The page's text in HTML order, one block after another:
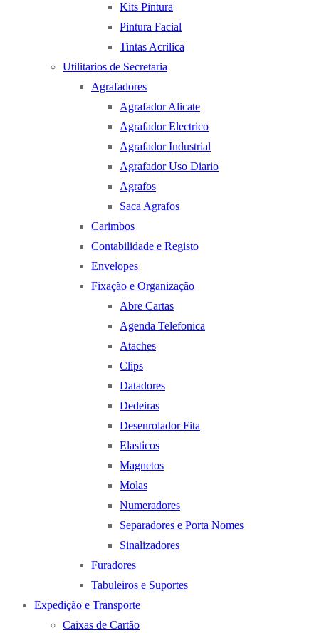
Kits Pintura
Pintura Facial
Tintas Acrilica
Utilitarios de Secretaria
Agrafadores
Agrafador Alicate
Agrafador Electrico
Agrafador Industrial
Agrafador Uso Diario
Agrafos
Saca Agrafos
Carimbos
Contabilidade e Registo
Envelopes
Fixação e Organização
Abre Cartas
Agenda Telefonica
Ataches
Clips
Datadores
Dedeiras
Desenrolador Fita
Elasticos
Magnetos
Molas
Numeradores
Separadores e Porta Nomes
Sinalizadores
Furadores
Tabuleiros e Suportes
Expedição e Transporte
Caixas de Cartão